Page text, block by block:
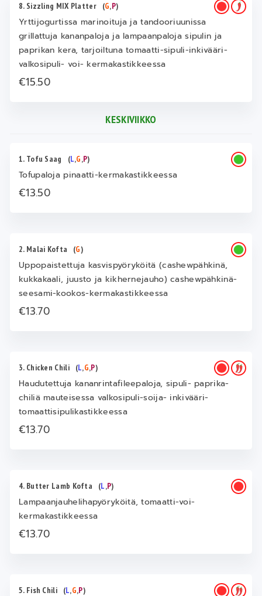
8. Sizzling MIX Platter (G,P)
Yrttijogurtissa marinoituja ja tandooriuunissa
grillattuja kananpaloja ja lampaanpaloja sipulin ja
paprikan kera, tarjoiltuna tomaatti-sipuli-inkivääri-
valkosipuli- voi- kermakastikkeessa
€15.50
KESKIVIIKKO
1. Tofu Saag (L,G,P)
Tofupaloja pinaatti-kermakastikkeessa
€13.50
2. Malai Kofta (G)
Uppopaistettuja kasvispyöryköitä (cashewpähkinä,
kukkakaali, juusto ja kikhernejauho) cashewpähkinä-
seesami-kookos-kermakastikkeessa
€13.70
3. Chicken Chili (L,G,P)
Haudutettuja kananrintafileepaloja, sipuli- paprika-
chiliä mauteisessa valkosipuli-soija- inkivääri-
tomaattisipulikastikkeessa
€13.70
4. Butter Lamb Kofta (L,P)
Lampaanjauhelihapyöryköitä, tomaatti-voi-
kermakastikkeessa
€13.70
5. Fish Chili (L,G,P)